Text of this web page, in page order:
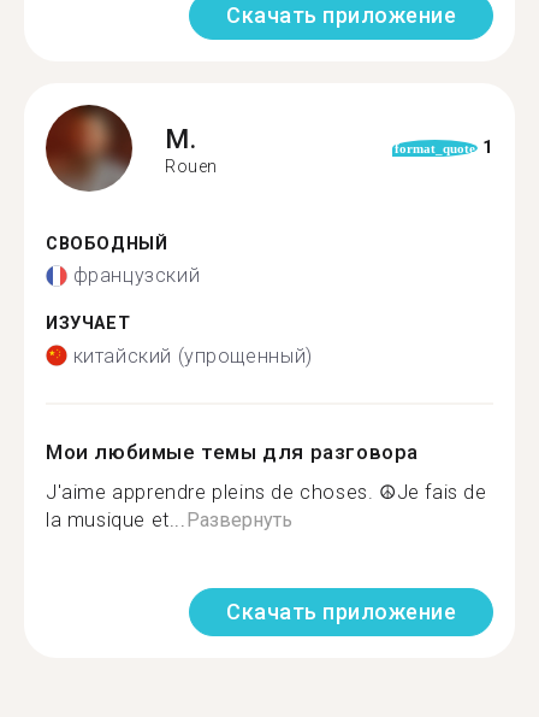
Скачать приложение
M.
Rouen
format_quote 1
СВОБОДНЫЙ
французский
ИЗУЧАЕТ
китайский (упрощенный)
Мои любимые темы для разговора
J'aime apprendre pleins de choses. ☮️Je fais de
la musique et... Развернуть
Скачать приложение